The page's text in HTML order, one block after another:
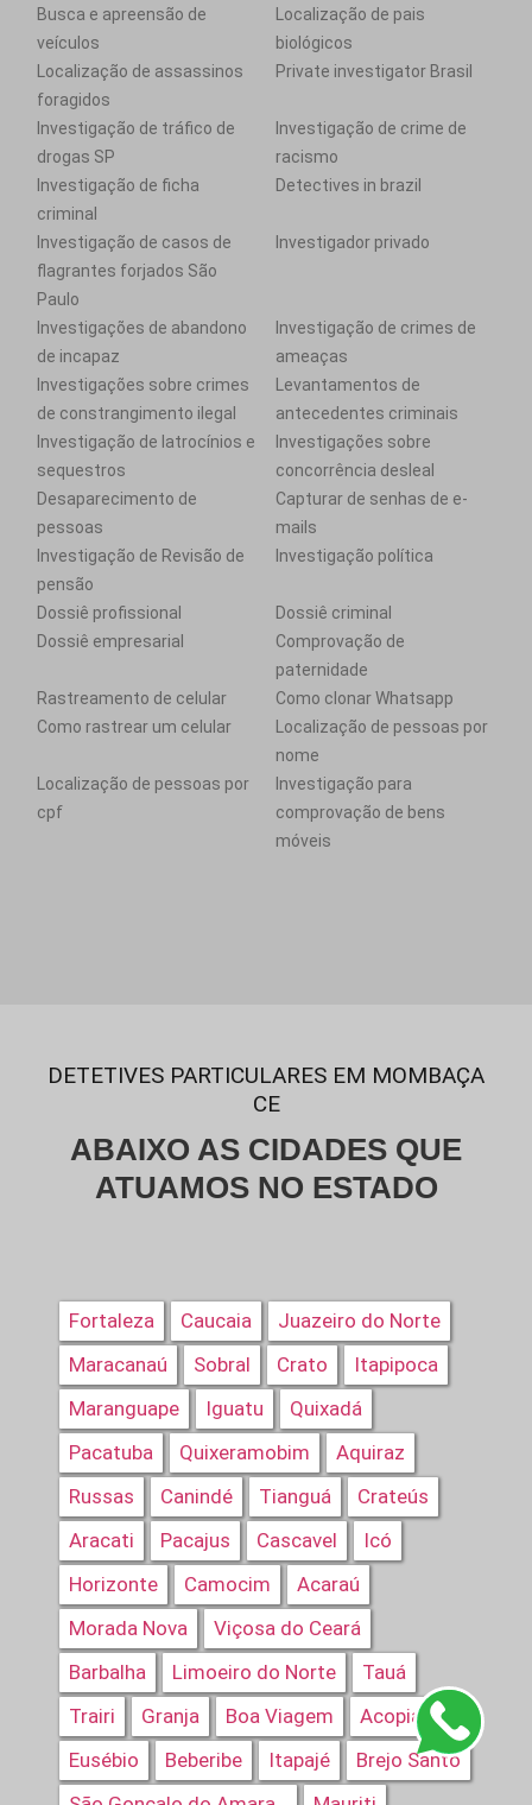
Busca e apreensão de
veículos
Localização de pais
biológicos
Localização de assassinos
foragidos
Private investigator Brasil
Investigação de tráfico de
drogas SP
Investigação de crime de
racismo
Investigação de ficha
criminal
Detectives in brazil
Investigação de casos de
flagrantes forjados São
Paulo
Investigador privado
Investigações de abandono
de incapaz
Investigação de crimes de
ameaças
Investigações sobre crimes
de constrangimento ilegal
Levantamentos de
antecedentes criminais
Investigação de latrocínios e
sequestros
Investigações sobre
concorrência desleal
Desaparecimento de
pessoas
Capturar de senhas de e-
mails
Investigação de Revisão de
pensão
Investigação política
Dossiê profissional
Dossiê criminal
Dossiê empresarial
Comprovação de
paternidade
Rastreamento de celular
Como clonar Whatsapp
Como rastrear um celular
Localização de pessoas por
nome
Localização de pessoas por
cpf
Investigação para
comprovação de bens
móveis
DETETIVES PARTICULARES EM MOMBAÇA
CE
ABAIXO AS CIDADES QUE
ATUAMOS NO ESTADO
Fortaleza Caucaia
Juazeiro do Norte
Maracanaú
Sobral Crato
Itapipoca
Maranguape
Iguatu
Quixadá
Pacatuba
Quixeramobim
Aquiraz
Russas
Canindé Tianguá
Crateús
Aracati
Pacajus Cascavel
Icó
Horizonte
Camocim
Acaraú
Morada Nova
Viçosa do Ceará
Barbalha
Limoeiro do Norte
Tauá
Trairi
Granja Boa Viagem
Acopiara
Eusébio
Beberibe Itapajé Brejo Santo